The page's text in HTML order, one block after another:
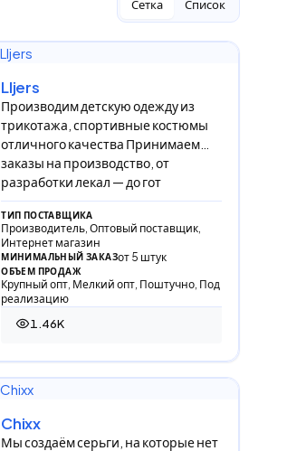
Сетка Список
LIjers
Производим детскую одежду из
трикотажа, спортивные костюмы
отличного качества Принимаем
заказы на производство, от
разработки лекал — до гот
ТИП ПОСТАВЩИКА
Производитель, Оптовый поставщик,
Интернет магазин
МИНИМАЛЬНЫЙ ЗАКАЗот 5 штук
ОБЪЕМ ПРОДАЖ
Крупный опт, Мелкий опт, Поштучно, Под
реализацию
1.46K
1 458 просмотров
Chixx
Мы создаём серьги, на которые нет